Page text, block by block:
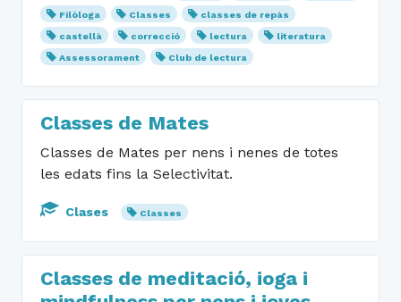
Filòloga
Classes
classes de repàs
castellà
correcció lectura
literatura
Assessorament
Club de lectura
Classes de Mates
Classes de Mates per nens i nenes de totes
les edats fins la Selectivitat.
Clases Classes
Classes de meditació, ioga i